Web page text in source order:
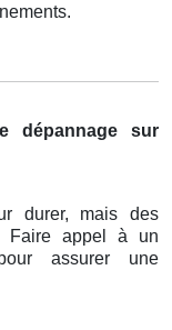
dépannage sur
durer, mais des
Faire appel à un
assurer une